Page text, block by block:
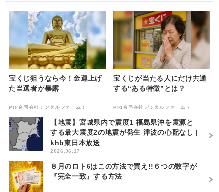
宝くじ狙うなら今！金運上げ
た当選者が暴露
PR(合同会社デジタルファーム )
宝くじが当たる人にだけ共通
する“ある特徴”とは？
PR(合同会社デジタルファーム )
【地震】宮城県内で震度1 福島県沖を震源と
する最大震度2の地震が発生 津波の心配なし |
khb東日本放送
2026.06.17
８月のロト6はこの方法で買え!!６つの数字が
『完全一致』する方法